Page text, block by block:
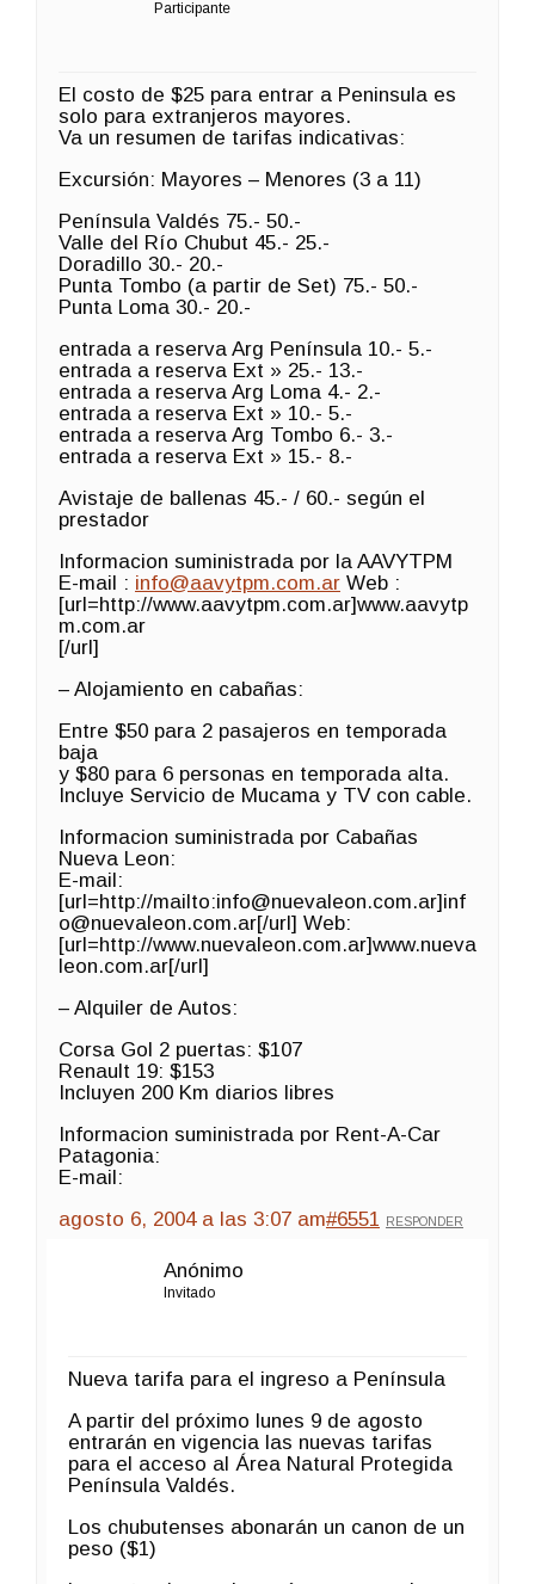
Participante
El costo de $25 para entrar a Peninsula es
solo para extranjeros mayores.
Va un resumen de tarifas indicativas:
Excursión: Mayores – Menores (3 a 11)
Península Valdés 75.- 50.-
Valle del Río Chubut 45.- 25.-
Doradillo 30.- 20.-
Punta Tombo (a partir de Set) 75.- 50.-
Punta Loma 30.- 20.-
entrada a reserva Arg Península 10.- 5.-
entrada a reserva Ext » 25.- 13.-
entrada a reserva Arg Loma 4.- 2.-
entrada a reserva Ext » 10.- 5.-
entrada a reserva Arg Tombo 6.- 3.-
entrada a reserva Ext » 15.- 8.-
Avistaje de ballenas 45.- / 60.- según el
prestador
Informacion suministrada por la AAVYTPM
E-mail : info@aavytpm.com.ar Web :
[url=http://www.aavytpm.com.ar]www.aavytp
m.com.ar
[/url]
– Alojamiento en cabañas:
Entre $50 para 2 pasajeros en temporada
baja
y $80 para 6 personas en temporada alta.
Incluye Servicio de Mucama y TV con cable.
Informacion suministrada por Cabañas
Nueva Leon:
E-mail:
[url=http://mailto:info@nuevaleon.com.ar]inf
o@nuevaleon.com.ar[/url] Web:
[url=http://www.nuevaleon.com.ar]www.nueva
leon.com.ar[/url]
– Alquiler de Autos:
Corsa Gol 2 puertas: $107
Renault 19: $153
Incluyen 200 Km diarios libres
Informacion suministrada por Rent-A-Car
Patagonia:
E-mail:
agosto 6, 2004 a las 3:07 am#6551 RESPONDER
Anónimo
Invitado
Nueva tarifa para el ingreso a Península
A partir del próximo lunes 9 de agosto
entrarán en vigencia las nuevas tarifas
para el acceso al Área Natural Protegida
Península Valdés.
Los chubutenses abonarán un canon de un
peso ($1)